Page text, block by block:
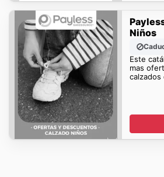
Niños
Este
mas
calzados